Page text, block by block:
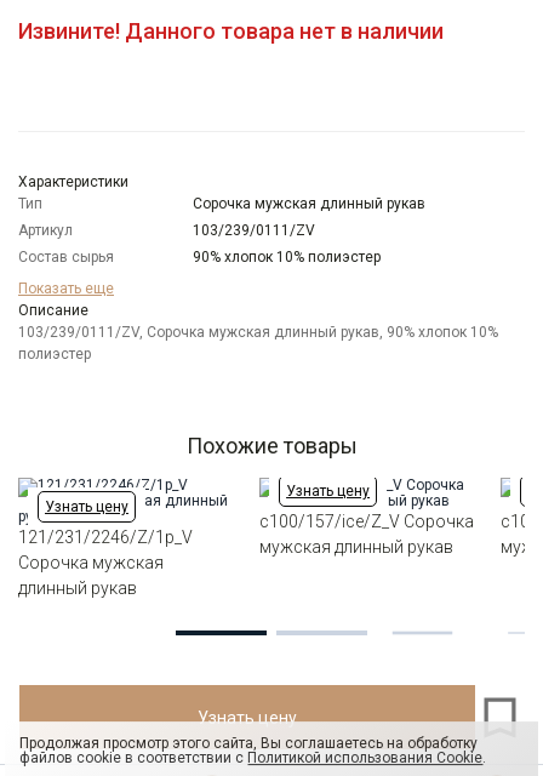
Извините! Данного товара нет в наличии
Характеристики
Тип
Сорочка мужская длинный рукав
Артикул
103/239/0111/ZV
Состав сырья
90% хлопок 10% полиэстер
Бренд
Модель
Цвет
Белый
Ворот
Приталенный силуэт / Slim fit
Показать еще
Описание
103/239/0111/ZV, Сорочка мужская длинный рукав, 90% хлопок 10%
полиэстер
Похожие товары
Узнать цену
121/231/2246/Z/1p_V
Сорочка мужская
длинный рукав
Узнать цену
c100/157/ice/Z_V Сорочка
мужская длинный рукав
Узнать цену
Продолжая просмотр этого сайта, Вы соглашаетесь на обработку
файлов cookie в соответствии с Политикой использования Cookie.